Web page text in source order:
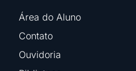
Área do Aluno
Contato
Ouvidoria